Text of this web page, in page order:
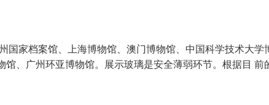
家档案馆、上海博物馆、澳门博物馆、中国科学技术大学
、广州环亚博物馆。展示玻璃是安全薄弱环节。根据目 前